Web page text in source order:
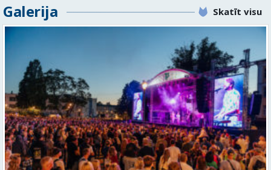
Valmiera, Valmieras nov. Darba laika veids: Summētais darba laiks
Darba veids: Darbinieka amats uz nenoteiktu laiku Slodze: Viena
vesela slodze Darbības joma: Pakalpojumi Pieteikto vietu skaits: 1
Līgums: Darbinieka amats uz nenoteiktu laiku Aktuāla līdz: 2026-08-
21 Kontaktpersona: CV ar norādi vakancei lūdzu sūtīt uz e-pastu
info@vtu-valmiera.lv vai iesniegt personīgi Izglītības līmenis:
Vispārējā vidējā izglītība
padarītā) - Vienmēr laikā izmaksātu algu - Profesionālus un
atbalstošus kolēģus Lūgums CV sūtīt uz e- pastu:
SAIŅOŠANAS OPERATORS Algas izmaksas veids: Laika darba alga
Darba vietas adrese: LATVIJA, Gravas iela 2, Kocēni, Kocēnu pag.,
Valmieras nov. Slodze: Viena vesela slodze Darbības joma: Ražošana
Pieteikto vietu skaits: 2 Aktuāla līdz: 2027-09-07 Darba sākšanas
datums: 2026-08-17 Kontaktpersona: Davids Pavlovs
Galerija Skatīt visu